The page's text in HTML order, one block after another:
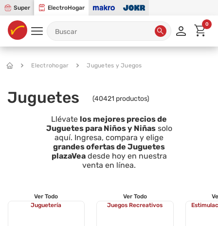
Super ElectroHogar
0
Electrohogar Juguetes y Juegos
Juguetes (40421 productos)
Llévate los mejores precios de
Juguetes para Niños y Niñassolo
aquí. Ingresa, compara y elige
grandes ofertas de Juguetes
plazaVeadesde hoy en nuestra
venta en línea.
Ver Todo
Juguetería
Ver Todo
Juegos Recreativos